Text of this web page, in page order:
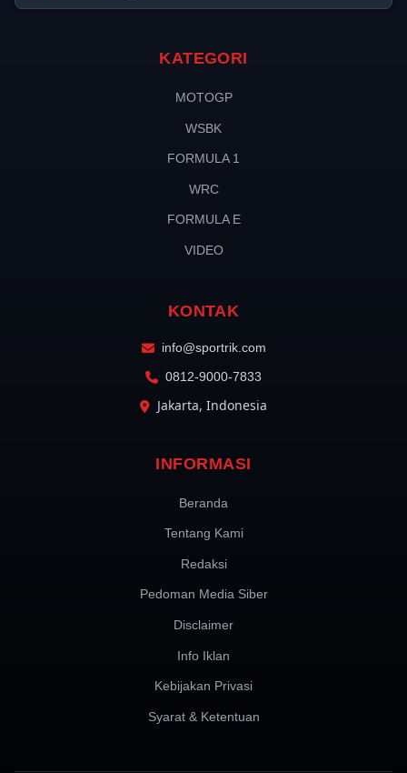
KATEGORI
MOTOGP
WSBK
FORMULA 1
WRC
FORMULA E
VIDEO
KONTAK
info@sportrik.com
0812-9000-7833
Jakarta, Indonesia
INFORMASI
Beranda
Tentang Kami
Redaksi
Pedoman Media Siber
Disclaimer
Info Iklan
Kebijakan Privasi
Syarat & Ketentuan